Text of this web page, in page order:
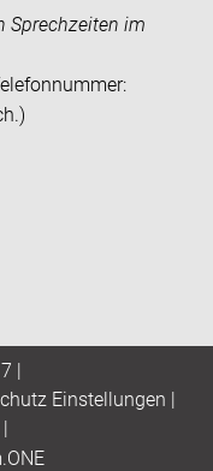
Sprechzeiten im
|
Einstellungen |